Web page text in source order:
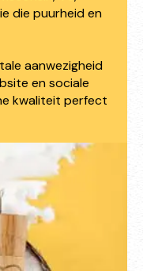
die puurheid en
aanwezigheid
en sociale
kwaliteit perfect